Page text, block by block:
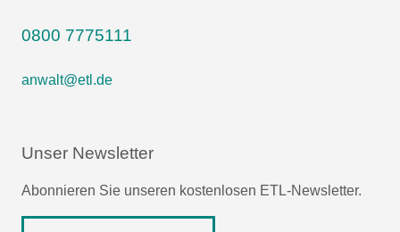
0800 7775111
anwalt@etl.de
Unser Newsletter
Abonnieren Sie unseren kostenlosen ETL-Newsletter.